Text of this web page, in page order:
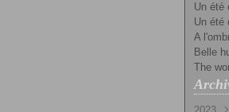
Un été
Un été
A
Belle
The